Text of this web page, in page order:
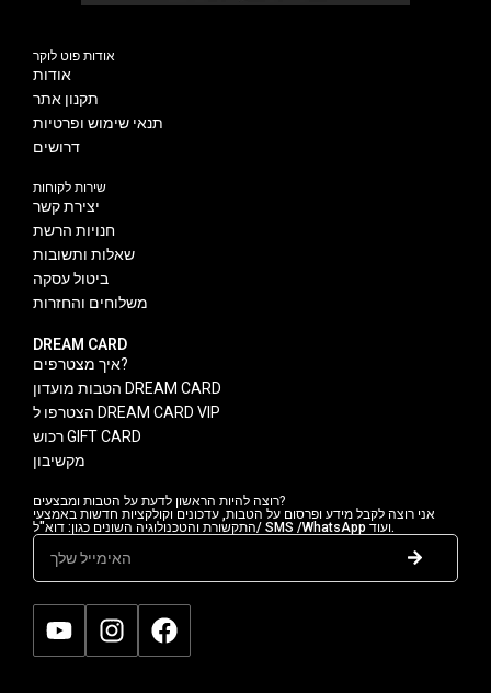
אודות פוט לוקר
אודות
תקנון אתר
תנאי שימוש ופרטיות
דרושים
שירות לקוחות
יצירת קשר
חנויות הרשת
שאלות ותשובות
ביטול עסקה
משלוחים והחזרות
DREAM CARD
איך מצטרפים?
הטבות מועדון DREAM CARD
הצטרפו ל DREAM CARD VIP
רכוש GIFT CARD
מקשיבון
רוצה להיות הראשון לדעת על הטבות ומבצעים?
אני רוצה לקבל מידע ופרסום על הטבות, עדכונים וקולקציות חדשות באמצעי
התקשורת והטכנולוגיה השונים כגון: דוא"ל/ SMS /WhatsApp ועוד.